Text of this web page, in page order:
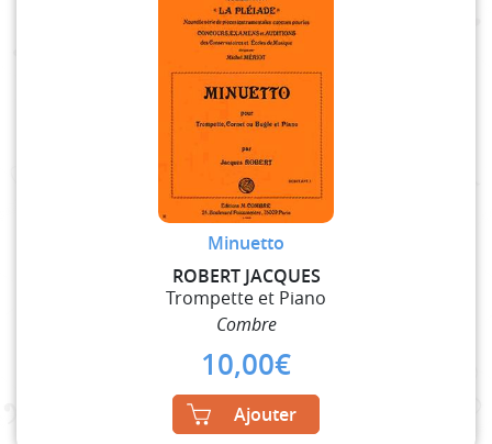
Minuetto
ROBERT JACQUES
Trompette et Piano
Combre
10,00€
Ajouter